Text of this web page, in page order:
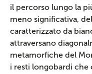
il percorso lungo la
meno significativa,
caratterizzato da
attraversano
metamorfiche del
i resti longobardi che